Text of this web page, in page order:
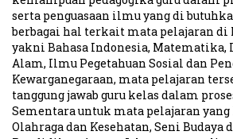
serta penguasaan ilmu yang di
berbagai hal terkait mata pelajaran di
yakni Bahasa Indonesia, Matematika,
Alam, Ilmu Pegetahuan Sosial dan
Kewarganegaraan, mata pelajaran
tanggung jawab guru kelas dalam
Sementara untuk mata pelajaran
Olahraga dan Kesehatan, Seni Budaya